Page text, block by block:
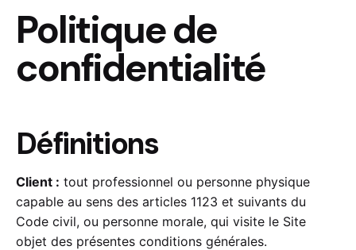
Politique de
confidentialité
Définitions
Client : tout professionnel ou personne physique
capable au sens des articles 1123 et suivants du
Code civil, ou personne morale, qui visite le Site
objet des présentes conditions générales.